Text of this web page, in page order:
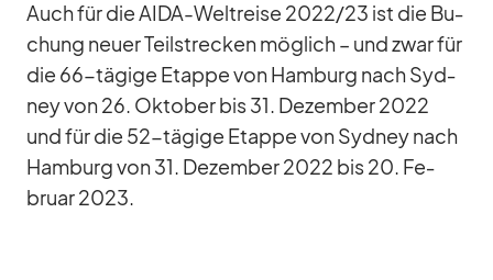
Auch für die AIDA-Welt­reise 2022/​23 ist die Bu­
chung neuer Teil­stre­cken mög­lich – und zwar für
die 66-tä­gige Etappe von Ham­burg nach Syd­
ney von 26. Ok­to­ber bis 31. De­zem­ber 2022
und für die 52-tä­gige Etappe von Syd­ney nach
Ham­burg von 31. De­zem­ber 2022 bis 20. Fe­
bruar 2023.